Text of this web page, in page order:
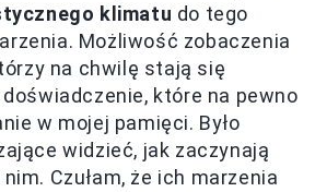
klimatu do tego
Możliwość zobaczenia
na chwilę stają się
które na pewno
w mojej pamięci. Było
widzieć, jak zaczynają
Czułam, że ich marzenia